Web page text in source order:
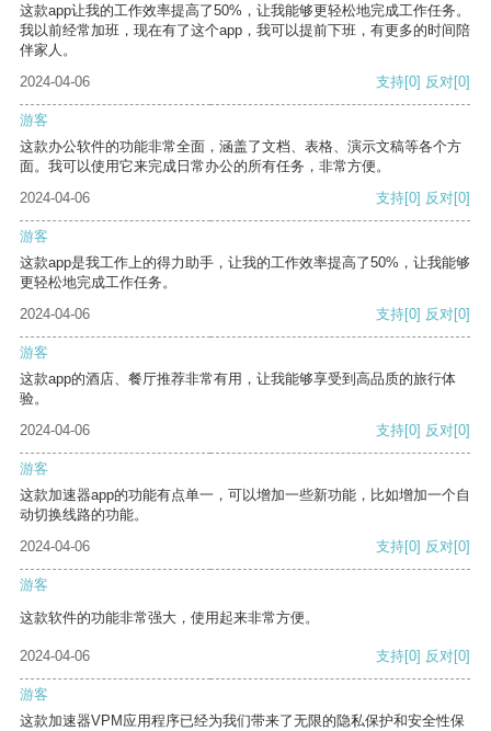
这款app让我的工作效率提高了50%，让我能够更轻松地完成工作任务。
我以前经常加班，现在有了这个app，我可以提前下班，有更多的时间陪
伴家人。
2024-04-06
支持[0] 反对[0]
游客
这款办公软件的功能非常全面，涵盖了文档、表格、演示文稿等各个方
面。我可以使用它来完成日常办公的所有任务，非常方便。
2024-04-06
支持[0] 反对[0]
游客
这款app是我工作上的得力助手，让我的工作效率提高了50%，让我能够
更轻松地完成工作任务。
2024-04-06
支持[0] 反对[0]
游客
这款app的酒店、餐厅推荐非常有用，让我能够享受到高品质的旅行体
验。
2024-04-06
支持[0] 反对[0]
游客
这款加速器app的功能有点单一，可以增加一些新功能，比如增加一个自
动切换线路的功能。
2024-04-06
支持[0] 反对[0]
游客
这款软件的功能非常强大，使用起来非常方便。
2024-04-06 支持[0] 反对[0]
游客
这款加速器VPM应用程序已经为我们带来了无限的隐私保护和安全性保